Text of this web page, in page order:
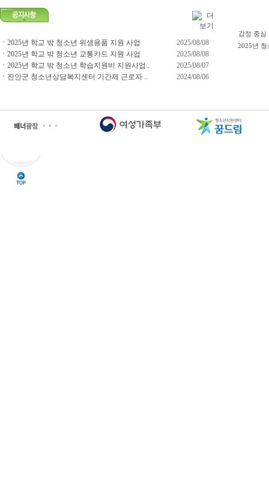
ㆍ 2025년 학교 밖 청소년 위생용품 지원 사업
2025/08/08
ㆍ 2025년 학교 밖 청소년 교통카드 지원 사업
2025/08/08
ㆍ 2025년 학교 밖 청소년 학습지원비 지원사업..
2025/08/07
ㆍ 진안군 청소년상담복지센터 기간제 근로자 .. 2024/08/06
감정 중심
2025년 청